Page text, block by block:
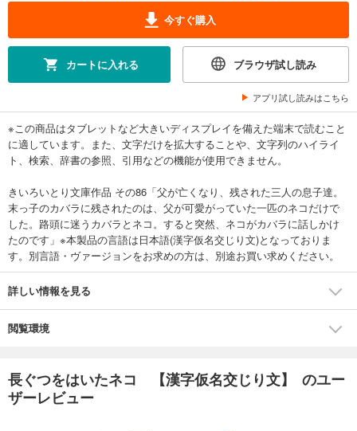
今すぐ購入
カートに入れる ブラウザ試し読み
アプリ試し読みはこちら
※この商品はタブレットなど大きいディスプレイを備えた端末で読むこと
に適しています。また、文字だけを拡大することや、文字列のハイライ
ト、検索、辞書の参照、引用などの機能が使用できません。
きいろいとり文庫作品 その86「父が亡くなり、残された三人の息子達。
末っ子のカバラに残されたのは、父が可愛がっていた一匹のネコだけで
した。路頭に迷うカバラとネコ。すると突然、ネコがカバラに話しかけ
たのです」※本製品の言語は日本語(漢字仮名交じり文)となっておりま
す。別言語・ヴァージョンをお求めの方は、別途お買い求めください。
詳しい情報を見る
閲覧環境
長ぐつをはいたネコ 【漢字仮名交じり文】 のユー
ザーレビュー